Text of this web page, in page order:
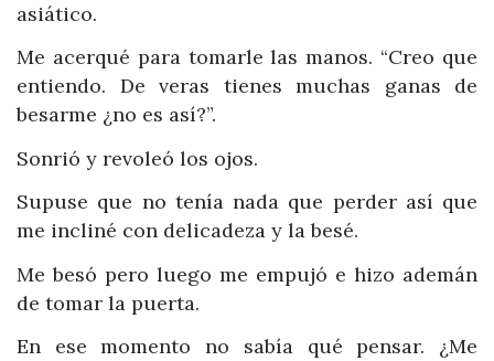
asiático.
Me acerqué para tomarle las manos. “Creo que
entiendo. De veras tienes muchas ganas de
besarme ¿no es así?”.
Sonrió y revoleó los ojos.
Supuse que no tenía nada que perder así que
me incliné con delicadeza y la besé.
Me besó pero luego me empujó e hizo ademán
de tomar la puerta.
En ese momento no sabía qué pensar. ¿Me